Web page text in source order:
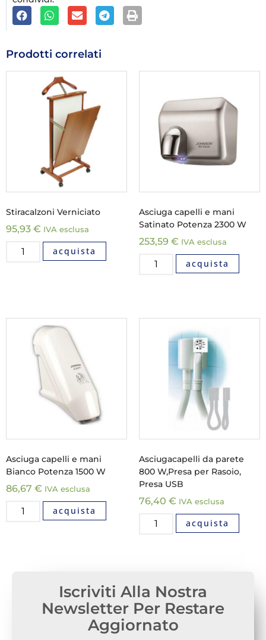
Prodotti correlati
Stiracalzoni Verniciato
95,93 € IVA esclusa
acquista
Asciuga capelli e mani
Satinato Potenza 2300 W
253,59 € IVA esclusa
acquista
Asciuga capelli e mani
Bianco Potenza 1500 W
86,67 € IVA esclusa
acquista
Asciugacapelli da parete
800 W,Presa per Rasoio,
Presa USB
76,40 € IVA esclusa
acquista
Iscriviti Alla Nostra
Newsletter Per Restare
Aggiornato